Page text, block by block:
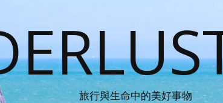
旅行與生命中的美好事物